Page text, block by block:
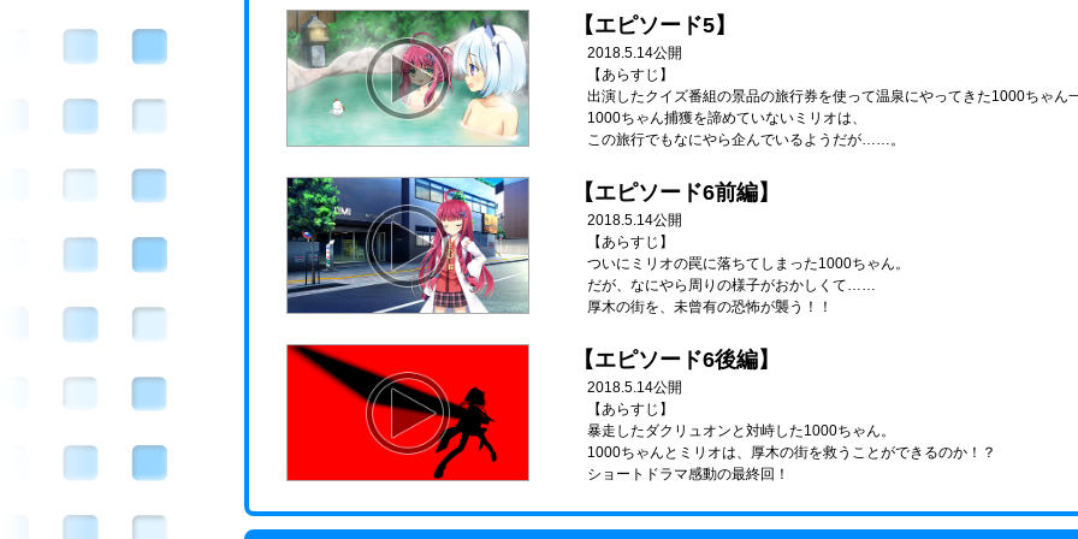
【エピソード5】
2018.5.14公開
【あらすじ】
出演したクイズ番組の景品の旅行券を使って温泉にやってきた1000ちゃん
1000ちゃん捕獲を諦めていないミリオは、
この旅行でもなにやら企んでいるようだが……。
【エピソード6前編】
2018.5.14公開
【あらすじ】
ついにミリオの罠に落ちてしまった1000ちゃん。
だが、なにやら周りの様子がおかしくて……
厚木の街を、未曾有の恐怖が襲う！！
【エピソード6後編】
2018.5.14公開
【あらすじ】
暴走したダクリュオンと対峙した1000ちゃん。
1000ちゃんとミリオは、厚木の街を救うことができるのか！？
ショートドラマ感動の最終回！